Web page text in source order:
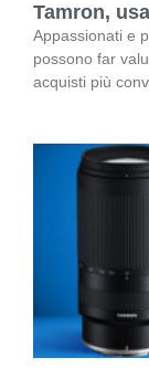
Tamron,
Appassionati e
possono far
acquisti più